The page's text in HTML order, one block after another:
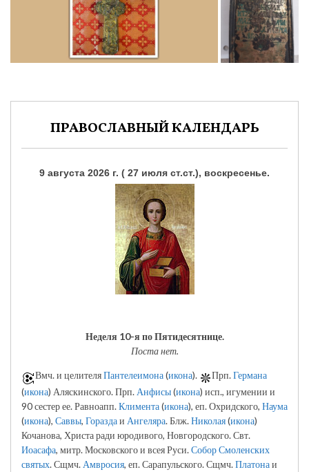
ПРАВОСЛАВНЫЙ КАЛЕНДАРЬ
9 августа 2026 г. ( 27 июля ст.ст.), воскресенье.
Неделя 10-я по Пятидесятнице.
Поста нет.
Вмч. и целителяПантелеимона(икона). Прп.Германа
(икона) Аляскинского. Прп. Анфисы(икона) исп., игумении и
90 сестер ее. Равноапп.Климента(икона), еп. Охридского, Наума
(икона), Саввы, Гораздаи Ангеляра. Блж.Николая(икона)
Кочанова, Христа ради юродивого, Новгородского. Свт.
Иоасафа, митр. Московского и всея Руси.Собор Смоленских
святых. Сщмч. Амвросия, еп. Сарапульского. Сщмч.Платонаи